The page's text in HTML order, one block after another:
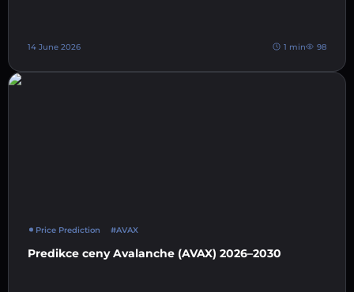
14 June 2026 1 min 98
Price Prediction #AVAX
Predikce ceny Avalanche (AVAX) 2026–2030